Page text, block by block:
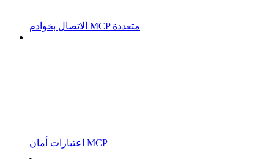
الاتصال بخوادم MCP متعددة
اعتبارات أمان MCP